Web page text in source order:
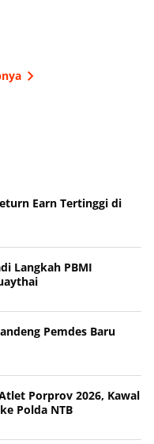
Earn Tertinggi di
Langkah PBMI
Pemdes Baru
Porprov 2026, Kawal
Polda NTB